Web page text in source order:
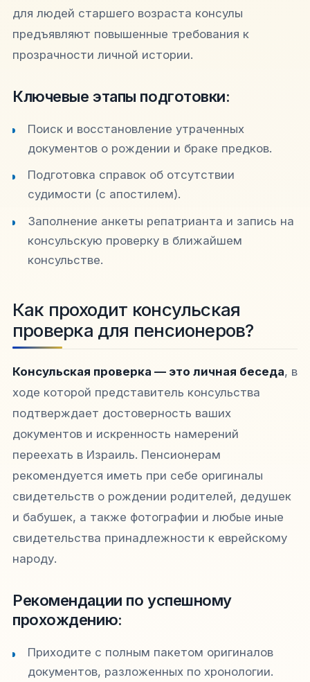
для людей старшего возраста консулы
предъявляют повышенные требования к
прозрачности личной истории.
Ключевые этапы подготовки:
Поиск и восстановление утраченных
документов о рождении и браке предков.
Подготовка справок об отсутствии
судимости (с апостилем).
Заполнение анкеты репатрианта и запись на
консульскую проверку в ближайшем
консульстве.
Как проходит консульская
проверка для пенсионеров?
Консульская проверка — это личная беседа, в
ходе которой представитель консульства
подтверждает достоверность ваших
документов и искренность намерений
переехать в Израиль. Пенсионерам
рекомендуется иметь при себе оригиналы
свидетельств о рождении родителей, дедушек
и бабушек, а также фотографии и любые иные
свидетельства принадлежности к еврейскому
народу.
Рекомендации по успешному
прохождению:
Приходите с полным пакетом оригиналов
документов, разложенных по хронологии.